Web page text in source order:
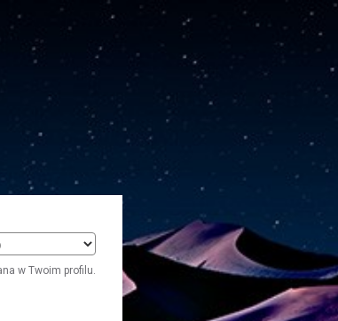
w Twoim profilu.